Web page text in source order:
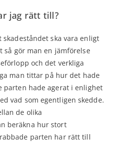
jag rätt till?
ska vara enligt
så gör man en jämförelse
och det verkliga
man tittar på hur det hade
parten hade agerat i enlighet
vad som egentligen skedde.
de olika
beräkna hur stort
parten har rätt till